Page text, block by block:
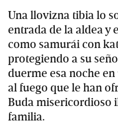
Una llovizna tibia lo
entrada de la aldea y
como samurái con
protegiendo a su
duerme esa noche
al fuego que le han
Buda misericordioso
familia.